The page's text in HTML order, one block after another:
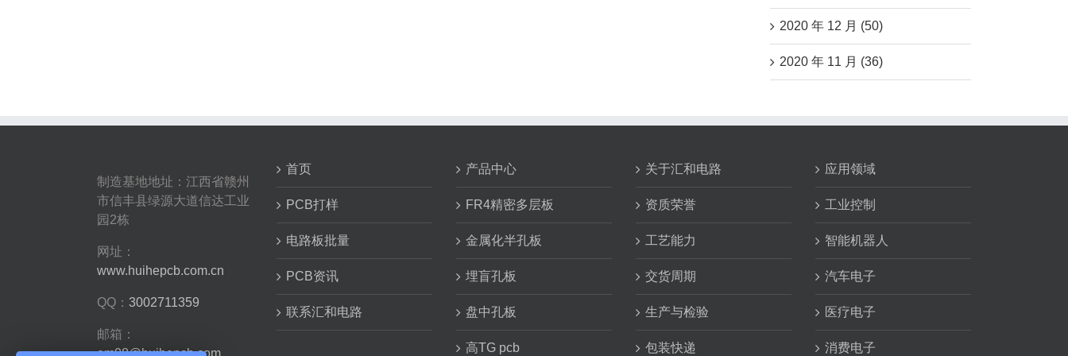
2020 年 12 月 (50)
2020 年 11 月 (36)
制造基地地址：江西省赣州
市信丰县绿源大道信达工业
园2栋
网址：
www.huihepcb.com.cn
QQ： 3002711359
邮箱：
em08@huihepcb.com
首页
PCB打样
电路板批量
PCB资讯
联系汇和电路
产品中心
FR4精密多层板
金属化半孔板
埋盲孔板
盘中孔板
高TG pcb
关于汇和电路
资质荣誉
工艺能力
交货周期
生产与检验
包装快递
应用领域
工业控制
智能机器人
汽车电子
医疗电子
消费电子